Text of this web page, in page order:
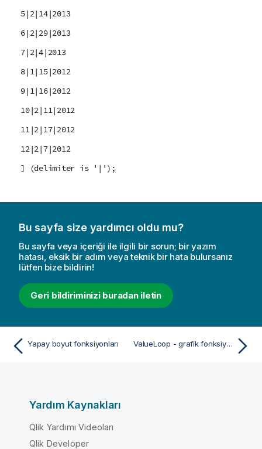
5|2|14|2013
6|2|29|2013
7|2|4|2013
8|1|15|2012
9|1|16|2012
10|2|11|2012
11|2|17|2012
12|2|7|2012
] (delimiter is '|');
Bu sayfa size yardımcı oldu mu?
Bu sayfa veya içeriği ile ilgili bir sorun; bir yazım
hatası, eksik bir adım veya teknik bir hata bulursanız
lütfen bize bildirin!
Geri bildiriminizi buradan iletin
Yapay boyut fonksiyonları ValueLoop - grafik fonksiyonu
Yardım Kaynakları
Qlik Yardımı Videoları
Qlik Developer